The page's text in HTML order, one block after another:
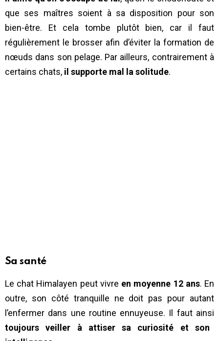
que ses maîtres soient à sa disposition pour son
bien-être. Et cela tombe plutôt bien, car il faut
régulièrement le brosser afin d’éviter la formation de
nœuds dans son pelage. Par ailleurs, contrairement à
certains chats, il supporte mal la solitude.
Sa santé
Le chat Himalayen peut vivre en moyenne 12 ans. En
outre, son côté tranquille ne doit pas pour autant
l’enfermer dans une routine ennuyeuse. Il faut ainsi
toujours veiller à attiser sa curiosité et son